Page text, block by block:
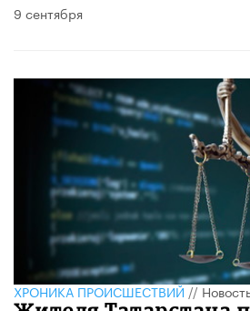
9 сентября
ХРОНИКА ПРОИСШЕСТВИЙ//